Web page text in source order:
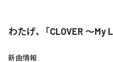
わたげ、「CLOVER ～My
新曲情報